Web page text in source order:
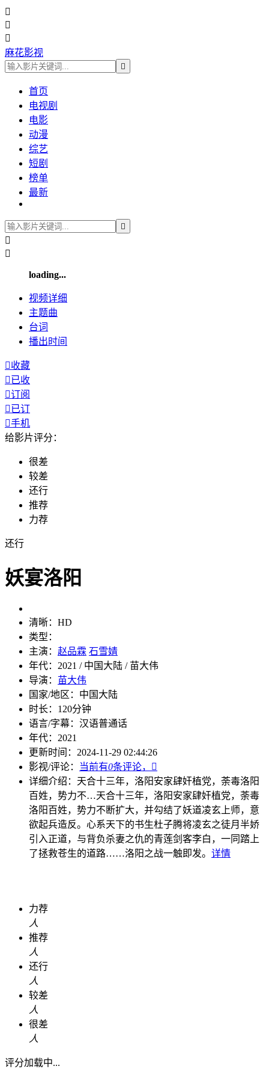



麻花影视

首页
电视剧
电影
动漫
综艺
短剧
榜单
最新



loading...
视频详细
主题曲
台词
播出时间
收藏
已收
订阅
已订
手机
给影片评分：
很差
较差
还行
推荐
力荐
还行
妖宴洛阳
清晰： HD
类型：
主演： 赵品霖 石雪婧
年代： 2021 / 中国大陆 / 苗大伟
导演： 苗大伟
国家/地区： 中国大陆
时长： 120分钟
语言/字幕： 汉语普通话
年代： 2021
更新时间： 2024-11-29 02:44:26
影视/评论：
当前有0条评论，

详细介绍： 天合十三年，洛阳安家肆奸植党，荼毒洛阳
百姓，势力不…天合十三年，洛阳安家肆奸植党，荼毒
洛阳百姓，势力不断扩大，并勾结了妖道凌玄上师，意
欲起兵造反。心系天下的书生杜子腾将凌玄之徒月半娇
引入正道，与背负杀妻之仇的青莲剑客李白，一同踏上
了拯救苍生的道路……洛阳之战一触即发。 详情
力荐
人
推荐
人
还行
人
较差
人
很差
人
评分加载中...